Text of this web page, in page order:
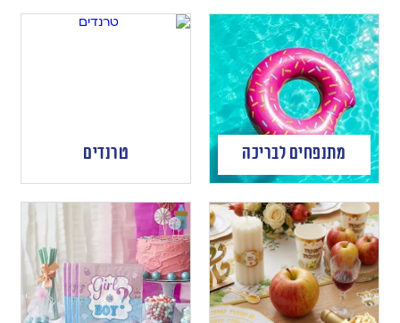
מתנפחים לבריכה טרנדים